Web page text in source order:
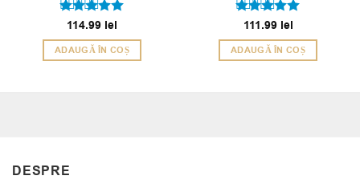
Evaluat la
5din 5
114.99 lei
ADAUGĂ ÎN COȘ
Evaluat la
5din 5
111.99 lei
ADAUGĂ ÎN COȘ
DESPRE